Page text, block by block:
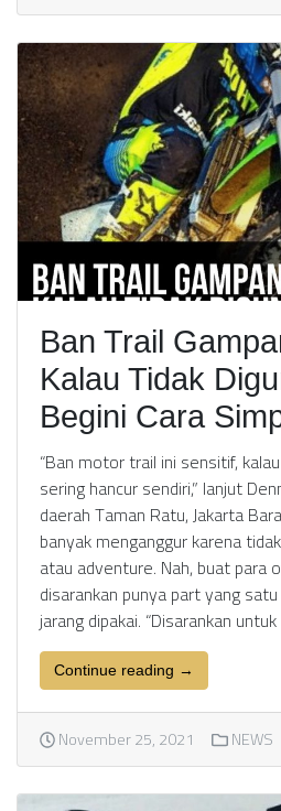
Ban Trail
Kalau Tidak
Begini Cara
“Ban motor trail ini sensitif,
sering hancur sendiri,” lanjut
daerah Taman Ratu, Jakarta
banyak menganggur karena
atau adventure. Nah, buat para
disarankan punya part yang
jarang dipakai. “Disarankan
Continue reading →
November 25, 2021 NEWS